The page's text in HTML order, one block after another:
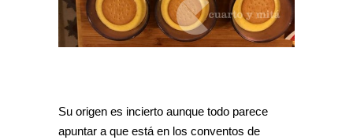
Su origen es incierto aunque todo parece
apuntar a que está en los conventos de